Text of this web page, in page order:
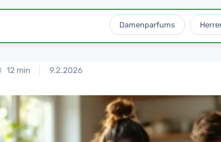
Damenparfums
12 min 9.2.2026